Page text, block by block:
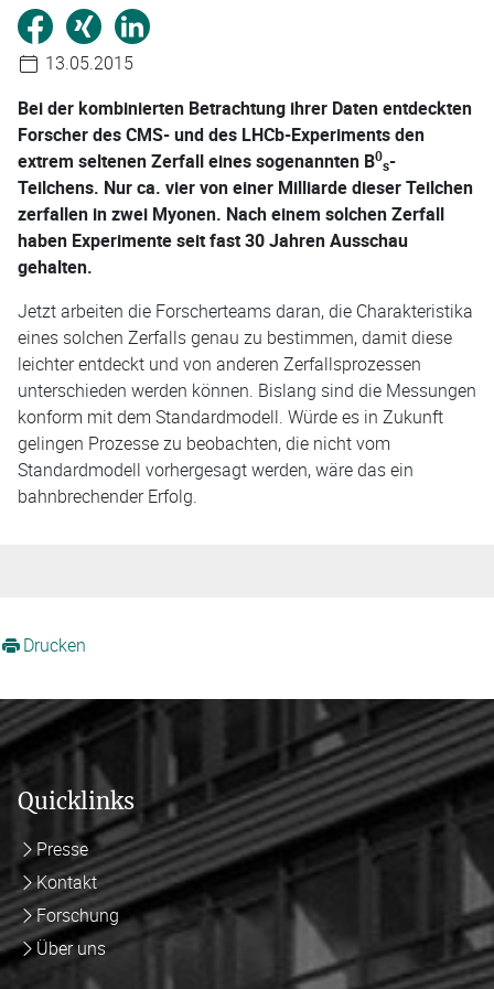
13.05.2015
Bei der kombinierten Betrachtung ihrer Daten entdeckten
Forscher des CMS- und des LHCb-Experiments den
extrem seltenen Zerfall eines sogenannten B0
s-
Teilchens. Nur ca. vier von einer Milliarde dieser Teilchen
zerfallen in zwei Myonen. Nach einem solchen Zerfall
haben Experimente seit fast 30 Jahren Ausschau
gehalten.
Jetzt arbeiten die Forscherteams daran, die Charakteristika
eines solchen Zerfalls genau zu bestimmen, damit diese
leichter entdeckt und von anderen Zerfallsprozessen
unterschieden werden können. Bislang sind die Messungen
konform mit dem Standardmodell. Würde es in Zukunft
gelingen Prozesse zu beobachten, die nicht vom
Standardmodell vorhergesagt werden, wäre das ein
bahnbrechender Erfolg.
Drucken
Quicklinks
Presse
Kontakt
Forschung
Über uns